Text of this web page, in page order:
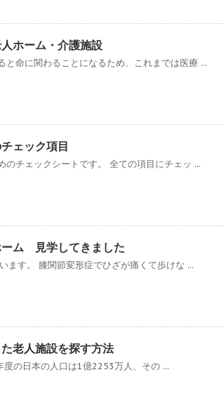
ホーム・介護施設
命に関わることになるため、これまでは医療 ...
チェック項目
のチェックシートです。 全ての項目にチェッ ...
ーム 見学してきました
ます。 膝関節変形症でひざが痛くて歩けな ...
老人施設を探す方法
の日本の人口は1億2253万人、その ...